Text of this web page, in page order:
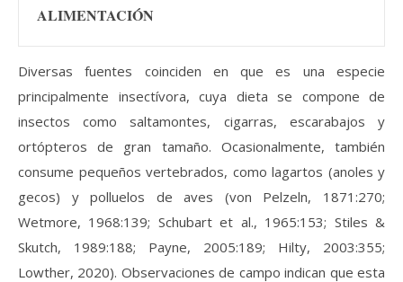
ALIMENTACIÓN
Diversas fuentes coinciden en que es una especie
principalmente insectívora, cuya dieta se compone de
insectos como saltamontes, cigarras, escarabajos y
ortópteros de gran tamaño. Ocasionalmente, también
consume pequeños vertebrados, como lagartos (anoles y
gecos) y polluelos de aves (von Pelzeln, 1871:270;
Wetmore, 1968:139; Schubart et al., 1965:153; Stiles &
Skutch, 1989:188; Payne, 2005:189; Hilty, 2003:355;
Lowther, 2020). Observaciones de campo indican que esta